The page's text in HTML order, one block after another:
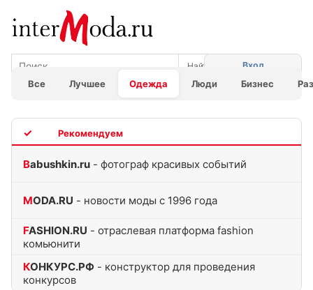
Все Лучшее Одежда Люди Бизнес
Вход
Babushkin.ru - фотограф красивых событий
MODA.RU - новости моды с 1996 года
FASHION.RU - отраслевая платформа fashion
комьюнити
КОНКУРС.РФ - конструктор для проведения
конкурсов